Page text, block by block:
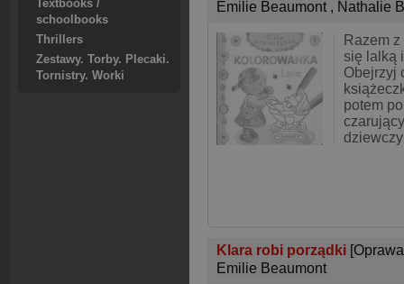
Textbooks /
schoolbooks
Thrillers
Zestawy. Torby. Plecaki.
Tornistry. Worki
Emilie Beaumont , Nathalie
Razem
się lalką
Obejrzyj
potem
Klara robi porządki
Emilie Beaumont